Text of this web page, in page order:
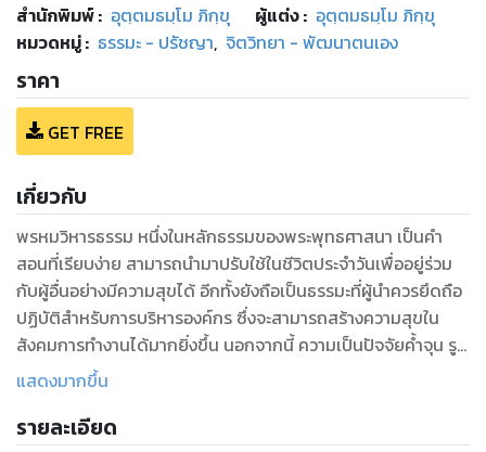
สำนักพิมพ์: อุตฺตมธมฺโม ภิกฺขุ ผู้แต่ง : อุตฺตมธมฺโม ภิกฺขุ
หมวดหมู่: ธรรมะ - ปรัชญา, จิตวิทยา - พัฒนาตนเอง
ราคา
GET FREE
เกี่ยวกับ
พรหมวิหารธรรม หนึ่งในหลักธรรมของพระพุทธศาสนา เป็นคำ
สอนที่เรียบง่าย สามารถนำมาปรับใช้ในชีวิตประจำวันเพื่ออยู่ร่วม
กับผู้อื่นอย่างมีความสุขได้ อีกทั้งยังถือเป็นธรรมะที่ผู้นำควรยึดถือ
ปฏิบัติสำหรับการบริหารองค์กร ซึ่งจะสามารถสร้างความสุขใน
สังคมการทำงานได้มากยิ่งขึ้น นอกจากนี้ ความเป็นปัจจัยค้ำจุน รูป
ธรรมและนามธรรมทั้งหลาย, เครื่องค้าจุนชีวิต, สิ่งที่หล่อเลี้ยง
แสดงมากขึ้น
รายละเอียด